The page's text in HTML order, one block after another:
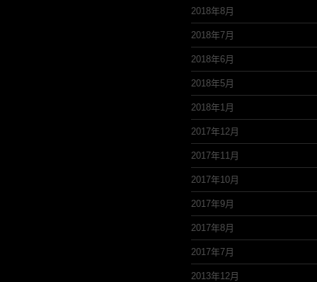
2018年8月
2018年7月
2018年6月
2018年5月
2018年1月
2017年12月
2017年11月
2017年10月
2017年9月
2017年8月
2017年7月
2013年12月